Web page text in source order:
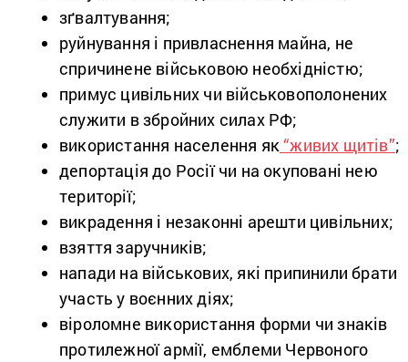
зґвалтування;
руйнування і привласнення майна, не
спричинене військовою необхідністю;
примус цивільних чи військовополонених
служити в збройних силах РФ;
використання населення як“живих щитів”;
депортація до Росії чи на окуповані нею
території;
викрадення і незаконні арешти цивільних;
взяття заручників;
напади на військових, які припинили брати
участь у воєнних діях;
віроломне використання форми чи знаків
протилежної армії, емблеми Червоного